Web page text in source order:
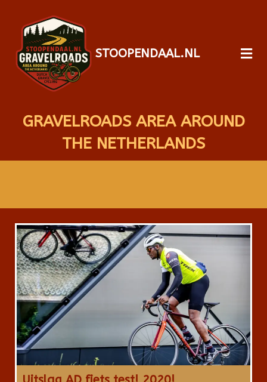
STOOPENDAAL.NL
GRAVELROADS AREA AROUND
THE NETHERLANDS